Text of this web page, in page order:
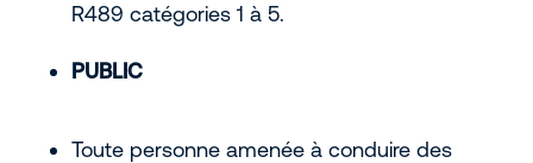
R489 catégories 1 à 5.
PUBLIC
Toute personne amenée à conduire des